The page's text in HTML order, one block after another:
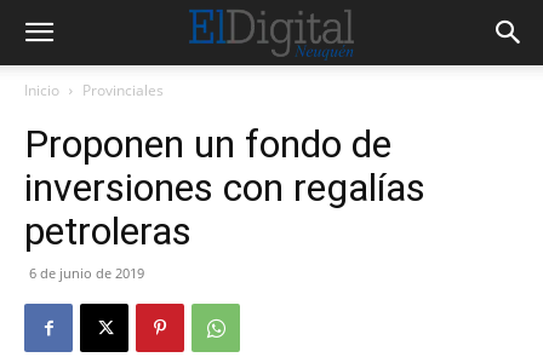
Inicio Provinciales
Proponen un fondo de
inversiones con regalías
petroleras
6 de junio de 2019